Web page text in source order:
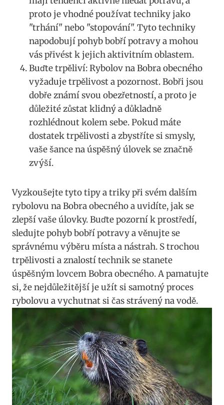
proto je vhodné používat techniky ⁢jako
"trhání" nebo "stopování". Tyto techniky⁣
napodobují pohyb bobří potravy a mohou
vás přivést k jejich‍ aktivitním oblastem.
Buďte‌ trpěliví: Rybolov na Bobra obecného
vyžaduje trpělivost a pozornost. Bobři jsou
dobře známí svou obezřetností,‍ a proto je
důležité zůstat klidný a důkladně
rozhlédnout ‌kolem sebe. Pokud máte
‍dostatek trpělivosti a zbystříte si smysly,
vaše šance na úspěšný úlovek se značně
zvýší.
Vyzkoušejte ⁢tyto tipy a triky při svém dalším
rybolovu ​na Bobra obecného a ⁤uvidíte, jak se
zlepší ‌vaše úlovky. Buďte pozorní k prostředí,
sledujte pohyb bobří potravy a věnujte se
⁢správnému výběru místa a nástrah. S trochou
trpělivosti a znalostí technik se stanete​
úspěšným lovcem ‍Bobra obecného. A pamatujte
si, že nejdůležitější je užít si samotný⁢ proces
rybolovu a⁣ vychutnat si čas strávený na vodě.